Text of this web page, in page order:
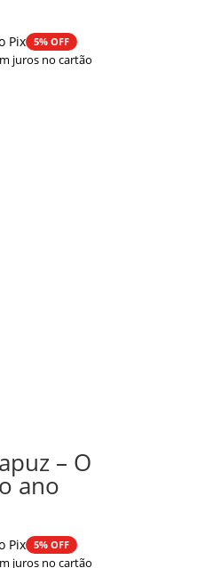
Pix 5% OFF
juros no cartão
– O
ano
Pix 5% OFF
juros no cartão